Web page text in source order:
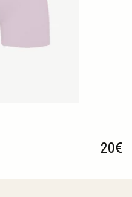
20€